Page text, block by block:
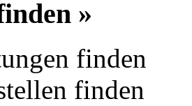
»
finden
finden